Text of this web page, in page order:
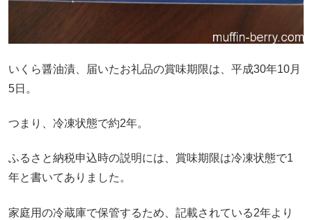
いくら醤油漬、届いたお礼品の賞味期限は、平成30年10月
5日。
つまり、冷凍状態で約2年。
ふるさと納税申込時の説明には、賞味期限は冷凍状態で1
年と書いてありました。
家庭用の冷蔵庫で保管するため、記載されている2年より